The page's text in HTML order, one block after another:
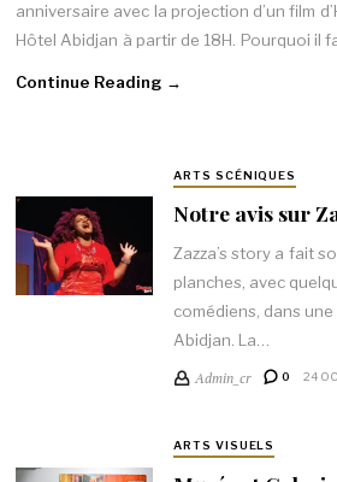
anniversaire avec la projection d’un film
Hôtel Abidjan à partir de 18H. Pourquoi il
Continue Reading →
ARTS SCÉNIQUES
Notre avis sur
Zazza’s story a fait
planches, avec
comédiens, dans
Abidjan. La…
Admin_cr 0 24
ARTS VISUELS